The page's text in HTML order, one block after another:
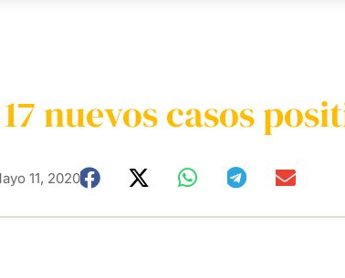
nuevos casos
11, 2020